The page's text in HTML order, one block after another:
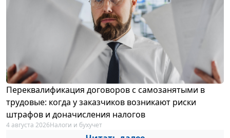
Переквалификация договоров с самозанятыми в
трудовые: когда у заказчиков возникают риски
штрафов и доначисления налогов
4 августа 2026Налоги и бухучет